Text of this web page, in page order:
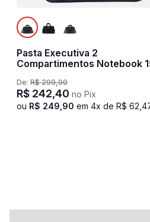
Pasta Executiva 2
Compartimentos Notebook
De: R$ 299,90
R$ 242,40 no Pix
ou R$ 249 90 em 4x de R$ 62